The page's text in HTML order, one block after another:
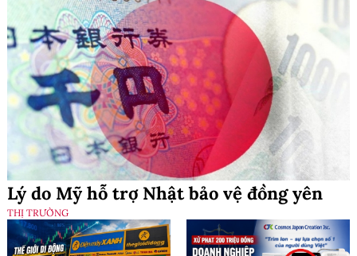
Lý do Mỹ hỗ trợ Nhật bảo vệ đồng yên
THỊ TRƯỜNG